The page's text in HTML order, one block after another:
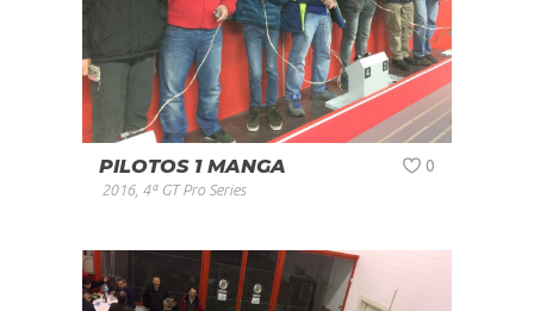
PILOTOS 1 MANGA
2016, 4ª GT Pro Series
0